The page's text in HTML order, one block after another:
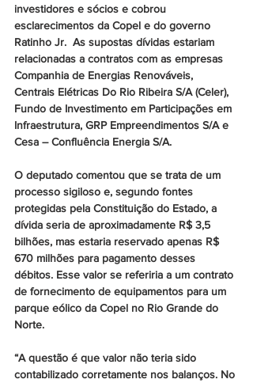
investidores e sócios e cobrou
esclarecimentos da Copel e do governo
Ratinho Jr.  As supostas dívidas estariam
relacionadas a contratos com as empresas
Companhia de Energias Renováveis,
Centrais Elétricas Do Rio Ribeira S/A (Celer),
Fundo de Investimento em Participações em
Infraestrutura, GRP Empreendimentos S/A e
Cesa – Confluência Energia S/A.
O deputado comentou que se trata de um
processo sigiloso e, segundo fontes
protegidas pela Constituição do Estado, a
dívida seria de aproximadamente R$ 3,5
bilhões, mas estaria reservado apenas R$
670 milhões para pagamento desses
débitos. Esse valor se referiria a um contrato
de fornecimento de equipamentos para um
parque eólico da Copel no Rio Grande do
Norte.
“A questão é que valor não teria sido
contabilizado corretamente nos balanços. No